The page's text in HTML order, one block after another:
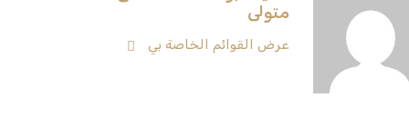
متولى
عرض القوائم الخاصة بي